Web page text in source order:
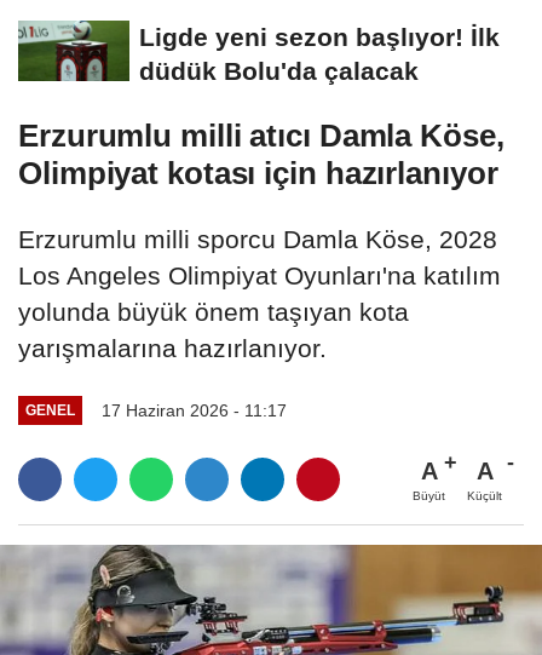
Ligde yeni sezon başlıyor! İlk
düdük Bolu'da çalacak
Erzurumlu milli atıcı Damla Köse,
Olimpiyat kotası için hazırlanıyor
Erzurumlu milli sporcu Damla Köse, 2028
Los Angeles Olimpiyat Oyunları'na katılım
yolunda büyük önem taşıyan kota
yarışmalarına hazırlanıyor.
GENEL 17 Haziran 2026 - 11:17
A
Büyüt
A
Küçült